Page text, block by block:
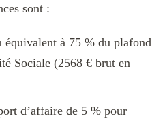
sont :
à 75 % du plafond
Sociale (2568 € brut en
d’affaire de 5 % pour